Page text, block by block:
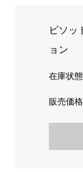
ビソッ
ョン
在庫状
販売価格